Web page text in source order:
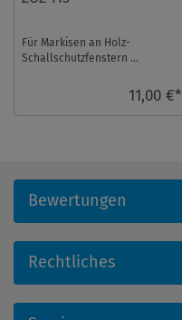
Für Markisen an Holz-
Schallschutzfenstern ...
11,00 €*
Bewertungen
Rechtliches